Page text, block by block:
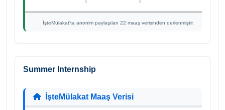
İşteMülakat'ta anonim paylaşılan 22 maaş verisinden derlenmiştir.
Summer Internship
İşteMülakat Maaş Verisi